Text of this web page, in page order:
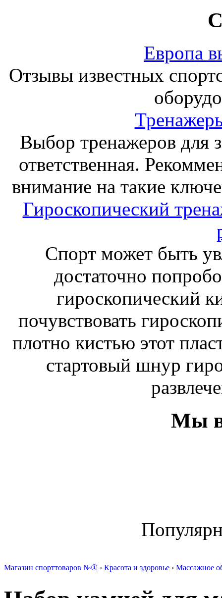
Европа
Отзывы известных
Выбор тренажеров для
ответственная.
внимание на такие
Гироскопический
Спорт может быть
достаточно
гироскопический
почувствовать
плотно кистью этот
стартовый шнур
Мы в
Магазин спорттоваров №① › Красота и здоровье › Массажное